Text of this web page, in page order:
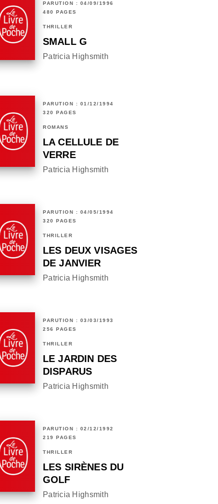
PARUTION : 04/09/1996
480 PAGES
THRILLER
SMALL G
Patricia Highsmith
PARUTION : 01/12/1994
320 PAGES
ROMANS
LA CELLULE DE
VERRE
Patricia Highsmith
PARUTION : 04/05/1994
320 PAGES
THRILLER
LES DEUX VISAGES
DE JANVIER
Patricia Highsmith
PARUTION : 03/03/1993
256 PAGES
THRILLER
LE JARDIN DES
DISPARUS
Patricia Highsmith
PARUTION : 02/12/1992
219 PAGES
THRILLER
LES SIRÈNES DU
GOLF
Patricia Highsmith